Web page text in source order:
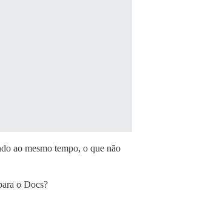
ao mesmo tempo, o que não
o Docs?